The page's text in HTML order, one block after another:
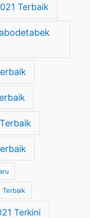
Terbaik
Terbaik
Terkini